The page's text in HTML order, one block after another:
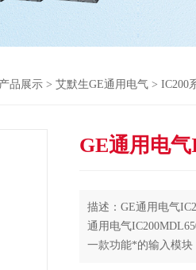
产品展示 > 艾默生GE通用电气 > IC200
GE通用电
描述：GE通用电气
通用电气
一款功能*的输入模